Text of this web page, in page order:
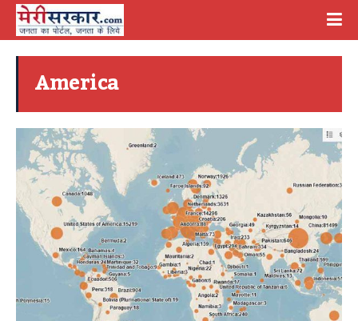
America